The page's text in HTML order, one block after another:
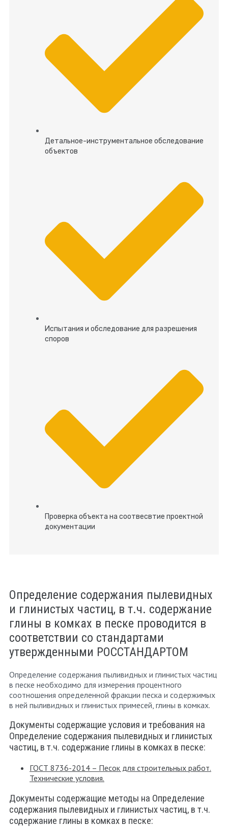
Детальное-инструментальное обследование
объектов
Испытания и обследование для разрешения
споров
Проверка объекта на соотвесвтие проектной
документации
Определение содержания пылевидных
и глинистых частиц, в т.ч. содержание
глины в комках в песке проводится в
соответствии со стандартами
утвержденными РОССТАНДАРТОМ
Определение содержания пыливидных и глинистых частиц
в песке необходимо для измерения процентного
соотношения определенной фракции песка и содержимых
в ней пыливидных и глинистых примесей, глины в комках.
Документы содержащие условия и требования на
Определение содержания пылевидных и глинистых
частиц, в т.ч. содержание глины в комках в песке:
ГОСТ 8736-2014 – Песок для строительных работ.
Технические условия.
Документы содержащие методы на Определение
содержания пылевидных и глинистых частиц, в т.ч.
содержание глины в комках в песке: